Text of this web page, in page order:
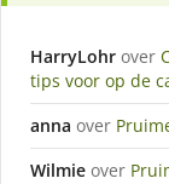
HarryLohr over
tips voor op de
anna over
Wilmie over